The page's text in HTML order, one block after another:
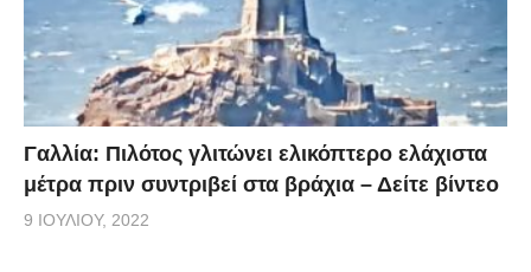
Γαλλία: Πιλότος γλιτώνει ελικόπτερο ελάχιστα
μέτρα πριν συντριβεί στα βράχια – Δείτε βίντεο
9 ΙΟΥΛΊΟΥ, 2022